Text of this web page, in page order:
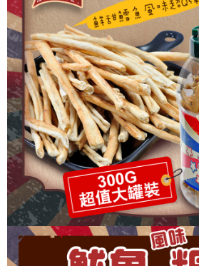
ATM／網路銀行／等多元方式進行付款，方視
※ 請注意：結帳手續完成當下不需立刻繳費，
購買商品的店家。未經商家同意取消之訂單仍視
後付繳納相關費用。
※ 交易是否成功請以「AFTEE先享後付 」之結
是否繳費成功／繳費後需取消欲退款等相關疑
客戶支援中心」https://
【注意事項】
１．透過由恩沛科技股份有限公司提供之「
易，需依本服務之必要範圍內提供個人資料，
權轉讓予恩沛科技股份有限公司。
２．關於個人資料處理事宜，請瀏覽以下網址：
https://aftee.tw/terms/#terms3
３．未成年的使用者請事先徵得法定代理人或
「AFTEE先享後付」，若未經同意申辦者引起
任。
４．使用「AFTEE先享後付」時，將依據個別
時審查核予不同之上限額度；若仍有額度不足
請求用戶進行身份認證。
５．嚴禁一人註冊多個帳號或使用他人資訊註冊
7-11取貨付款
每筆NT$60，滿NT$699(含以上)免運費
付款後7-11取貨
每筆NT$60，滿NT$699(含以上)免運費
宅配
每筆NT$150，滿NT$1,200(含以上)免運費